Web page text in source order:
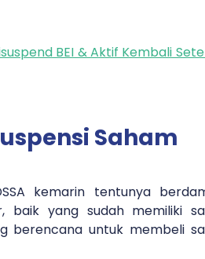
BEI & Aktif Kembali
Saham
kemarin tentunya
baik yang sudah memiliki
berencana untuk membeli